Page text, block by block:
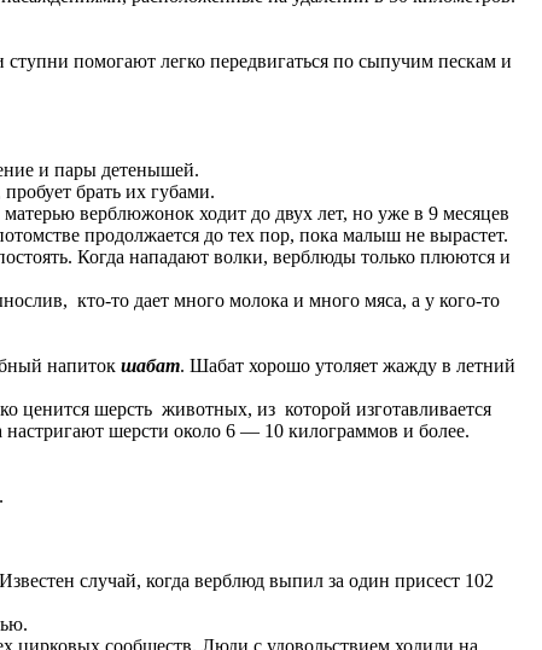
помогают легко передвигаться по сыпучим пескам и
и пары детенышей.
брать их губами.
верблюжонок ходит до двух лет, но уже в 9 месяцев
продолжается до тех пор, пока малыш не вырастет.
Когда нападают волки, верблюды только плюются и
кто-то дает много молока и много мяса, а у кого-то
напиток шабат. Шабат хорошо утоляет жажду в летний
ценится шерсть животных, из которой изготавливается
шерсти около 6 — 10 килограммов и более.
случай, когда верблюд выпил за один присест 102
сообществ. Люди с удовольствием ходили на